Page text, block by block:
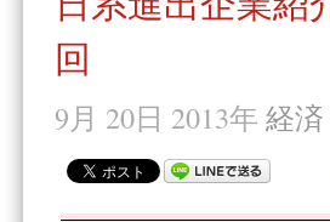
回
9月 20日 2013年 経済